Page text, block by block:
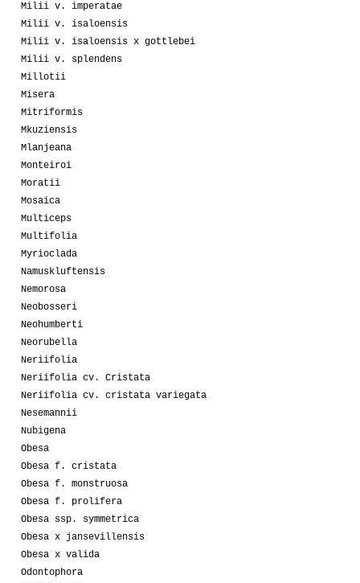
Milii v. imperatae
Milii v. isaloensis
Milii v. isaloensis x gottlebei
Milii v. splendens
Millotii
Misera
Mitriformis
Mkuziensis
Mlanjeana
Monteiroi
Moratii
Mosaica
Multiceps
Multifolia
Myrioclada
Namuskluftensis
Nemorosa
Neobosseri
Neohumberti
Neorubella
Neriifolia
Neriifolia cv. Cristata
Neriifolia cv. cristata variegata
Nesemannii
Nubigena
Obesa
Obesa f. cristata
Obesa f. monstruosa
Obesa f. prolifera
Obesa ssp. symmetrica
Obesa x jansevillensis
Obesa x valida
Odontophora